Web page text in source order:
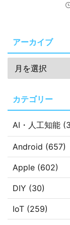
アーカイブ
カテゴリー
AI・人工知能
Android (657)
Apple (602)
DIY (30)
IoT (259)